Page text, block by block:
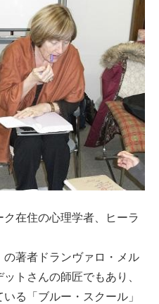
在住の心理学者、ヒーラ
の著者ドランヴァロ・メル
トさんの師匠でもあり、
る「ブルー・スクール」